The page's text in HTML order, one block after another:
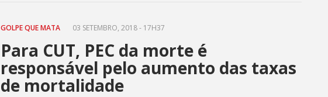
GOLPE QUE MATA 03 SETEMBRO, 2018 - 17H37
Para CUT, PEC da morte é
responsável pelo aumento das taxas
de mortalidade